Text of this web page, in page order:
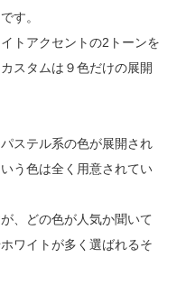
す。
トアクセントの2トーンを
スタムは９色だけの展開
ステル系の色が展開され
う色は全く用意されてい
、どの色が人気か聞いて
ワイトが多く選ばれるそ